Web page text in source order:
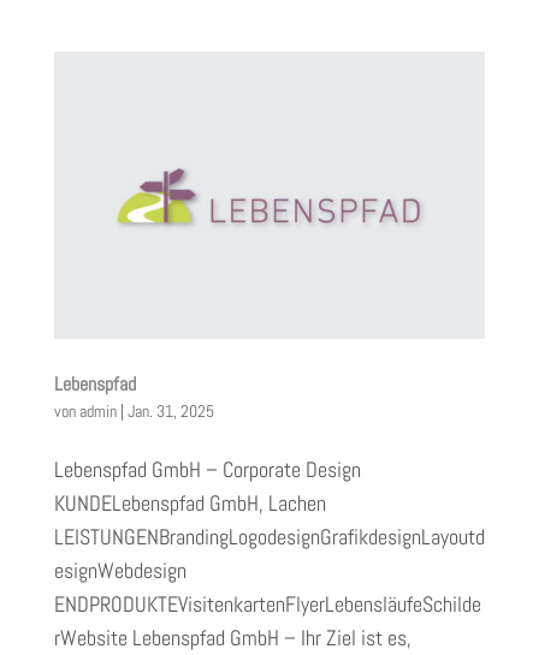
Lebenspfad
von admin| Jan. 31, 2025
Lebenspfad GmbH – Corporate Design
KUNDELebenspfad GmbH, Lachen
LEISTUNGENBrandingLogodesignGrafikdesignLayoutd
esignWebdesign
ENDPRODUKTEVisitenkartenFlyerLebensläufeSchilde
rWebsite Lebenspfad GmbH – Ihr Ziel ist es,